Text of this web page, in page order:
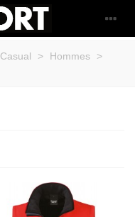
Casual > Hommes
>